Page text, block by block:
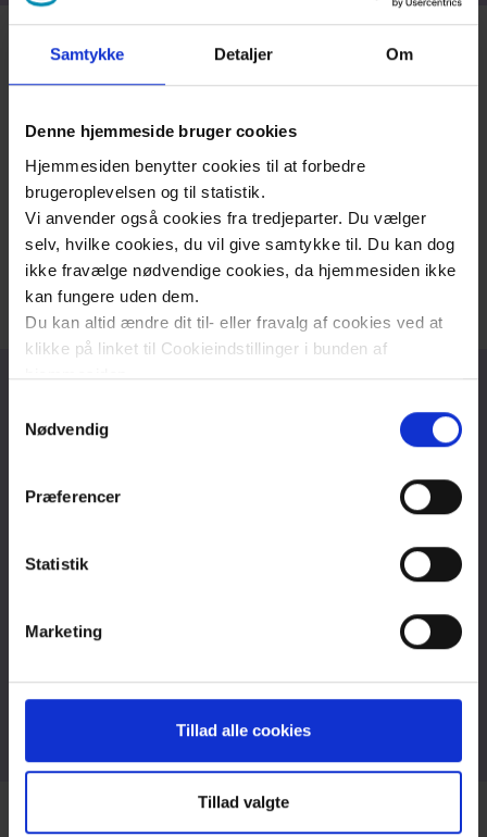
Samtykke Detaljer Om
Denne hjemmeside bruger cookies
Hjemmesiden benytter cookies til at forbedre
brugeroplevelsen og til statistik.
Vi anvender også cookies fra tredjeparter. Du vælger
selv, hvilke cookies, du vil give samtykke til. Du kan dog
ikke fravælge nødvendige cookies, da hjemmesiden ikke
kan fungere uden dem.
Du kan altid ændre dit til- eller fravalg af cookies ved at
klikke på linket til Cookieindstillinger i bunden af
hjemmesiden.
Læs mere om brugen af cookies på vores hjemmeside
Læs mere om vores behandling af personoplysninger
her.
Nødvendig
Præferencer
Statistik
Marketing
Tillad alle cookies
Tillad valgte
Urologisk Afdeling på Sjællands Universitetshospital
for specialet.
Urologisk Afdeling er fordelt på både Roskilde og
Næstved Hospital men fungerer som én samlet
afdeling med fælles personale og ledelse.
Find oplysninger
om afdelingen